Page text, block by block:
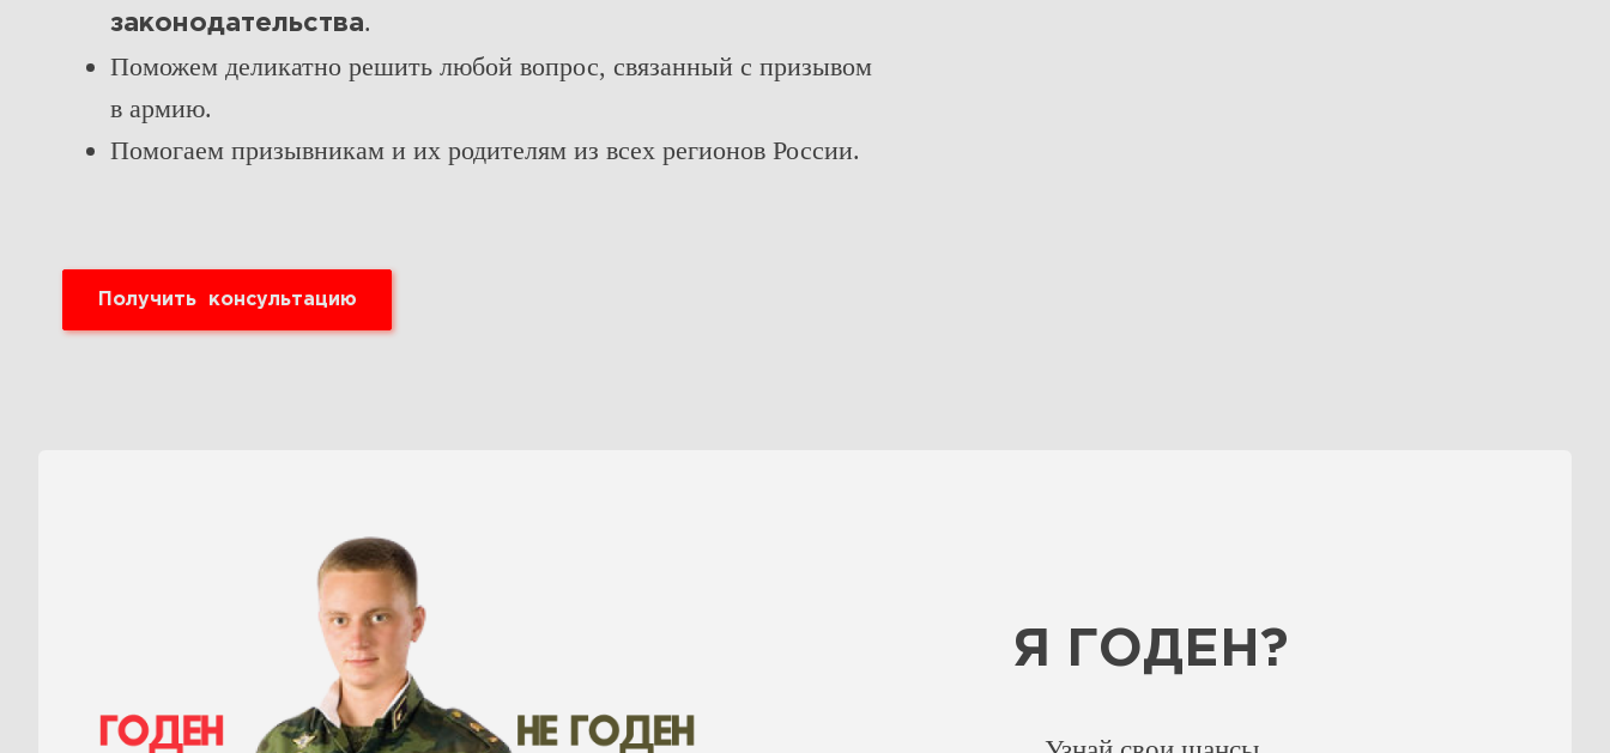
законодательства.
Поможем деликатно решить любой вопрос, связанный с призывом
в армию.
Помогаем призывникам и их родителям из всех регионов России.
Получить консультацию
Я ГОДЕН?